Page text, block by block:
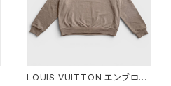
LOUIS VUITTON エンブロイ